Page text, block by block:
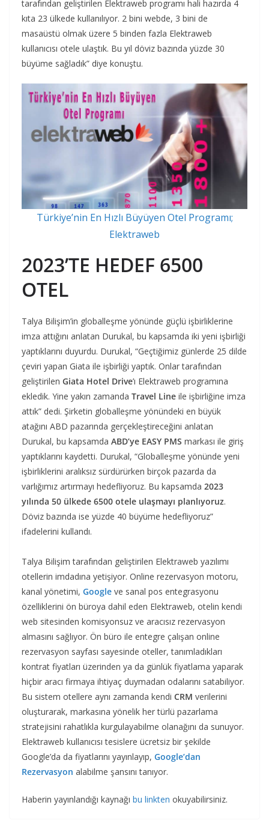
tarafından geliştirilen Elektraweb programı hali hazırda 4
kıta 23 ülkede kullanılıyor. 2 bini webde, 3 bini de
masaüstü olmak üzere 5 binden fazla Elektraweb
kullanıcısı otele ulaştık. Bu yıl döviz bazında yüzde 30
büyüme sağladık” diye konuştu.
Türkiye’nin En Hızlı Büyüyen Otel Programı;
Elektraweb
2023’TE HEDEF 6500
OTEL
Talya Bilişim’in globalleşme yönünde güçlü işbirliklerine
imza attığını anlatan Durukal, bu kapsamda iki yeni işbirliği
yaptıklarını duyurdu. Durukal, “Geçtiğimiz günlerde 25 dilde
çeviri yapan Giata ile işbirliği yaptık. Onlar tarafından
geliştirilen Giata Hotel Drive’ı Elektraweb programına
ekledik. Yine yakın zamanda Travel Line ile işbirliğine imza
attık” dedi. Şirketin globalleşme yönündeki en büyük
atağını ABD pazarında gerçekleştireceğini anlatan
Durukal, bu kapsamda ABD’ye EASY PMS markası ile giriş
yaptıklarını kaydetti. Durukal, “Globalleşme yönünde yeni
işbirliklerini aralıksız sürdürürken birçok pazarda da
varlığımız artırmayı hedefliyoruz. Bu kapsamda 2023
yılında 50 ülkede 6500 otele ulaşmayı planlıyoruz.
Döviz bazında ise yüzde 40 büyüme hedefliyoruz”
ifadelerini kullandı.
Talya Bilişim tarafından geliştirilen Elektraweb yazılımı
otellerin imdadına yetişiyor. Online rezervasyon motoru,
kanal yönetimi, Google ve sanal pos entegrasyonu
özelliklerini ön büroya dahil eden Elektraweb, otelin kendi
web sitesinden komisyonsuz ve aracısız rezervasyon
almasını sağlıyor. Ön büro ile entegre çalışan online
rezervasyon sayfası sayesinde oteller, tanımladıkları
kontrat fiyatları üzerinden ya da günlük fiyatlama yaparak
hiçbir aracı firmaya ihtiyaç duymadan odalarını satabiliyor.
Bu sistem otellere aynı zamanda kendi CRM verilerini
oluşturarak, markasına yönelik her türlü pazarlama
stratejisini rahatlıkla kurgulayabilme olanağını da sunuyor.
Elektraweb kullanıcısı tesislere ücretsiz bir şekilde
Google’da da fiyatlarını yayınlayıp, Google’dan
Rezervasyon alabilme şansını tanıyor.
Haberin yayınlandığı kaynağı bu linkten okuyabilirsiniz.